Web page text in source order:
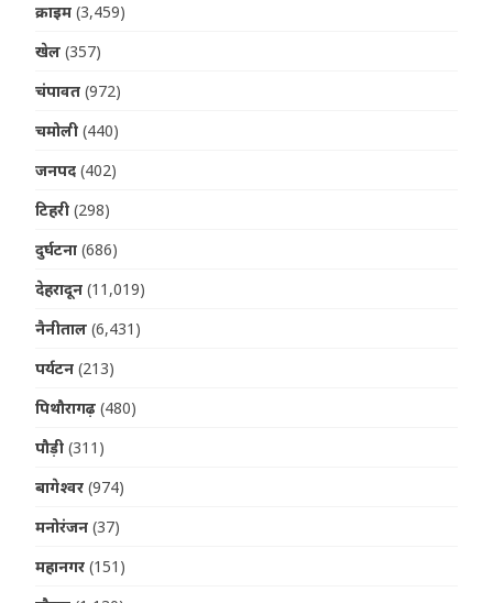
क्राइम (3,459)
खेल (357)
चंपावत (972)
चमोली (440)
जनपद (402)
टिहरी (298)
दुर्घटना (686)
देहरादून (11,019)
नैनीताल (6,431)
पर्यटन (213)
पिथौरागढ़ (480)
पौड़ी (311)
बागेश्वर (974)
मनोरंजन (37)
महानगर (151)